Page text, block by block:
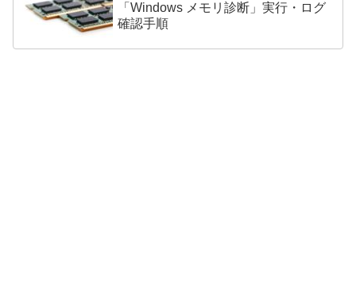
「Windows メモリ診断」実行・ログ
確認手順